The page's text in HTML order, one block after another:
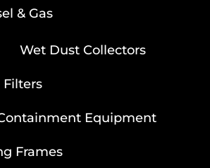
& Gas
Wet Dust Collectors
Filters
Equipment
Frames